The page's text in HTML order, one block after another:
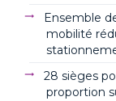
Ensemble
mobilité
28 sièges
proportion